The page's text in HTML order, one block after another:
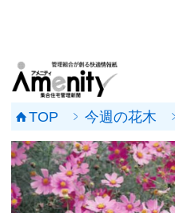
記
マンショ
工
TOP 今週の花木